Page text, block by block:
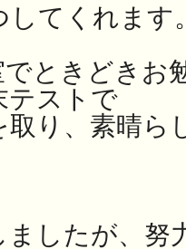
してくれます
ときどきお
テストで
取り、素晴ら
したが、努